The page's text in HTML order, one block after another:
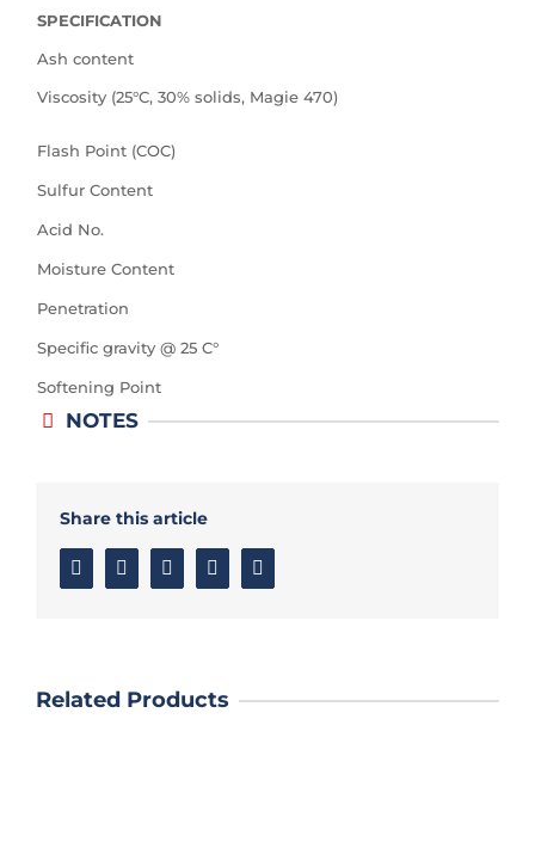
SPECIFICATION
Ash content
Viscosity (25°C, 30% solids, Magie 470)
Flash Point (COC)
Sulfur Content
Acid No.
Moisture Content
Penetration
Specific gravity @ 25 C°
Softening Point
NOTES
Share this article
FacebookTwitter LinkedinGoogle+
Related Products